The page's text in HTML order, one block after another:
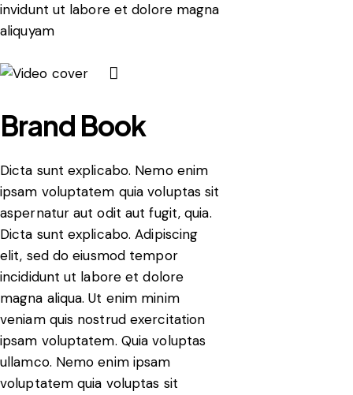
invidunt ut labore et dolore magna
aliquyam
Brand Book
Dicta sunt explicabo. Nemo enim
ipsam voluptatem quia voluptas sit
aspernatur aut odit aut fugit, quia.
Dicta sunt explicabo. Adipiscing
elit, sed do eiusmod tempor
incididunt ut labore et dolore
magna aliqua. Ut enim minim
veniam quis nostrud exercitation
ipsam voluptatem. Quia voluptas
ullamco. Nemo enim ipsam
voluptatem quia voluptas sit